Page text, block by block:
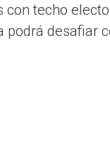
con techo
podrá desafiar